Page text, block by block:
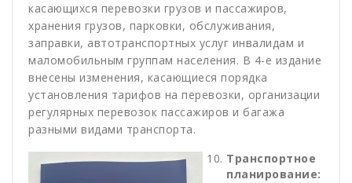
касающихся перевозки грузов и пассажиров,
хранения грузов, парковки, обслуживания,
заправки, автотранспортных услуг инвалидам и
маломобильным группам населения. В 4-е издание
внесены изменения, касающиеся порядка
установления тарифов на перевозки, организации
регулярных перевозок пассажиров и багажа
разными видами транспорта.
Транспортное
планирование: